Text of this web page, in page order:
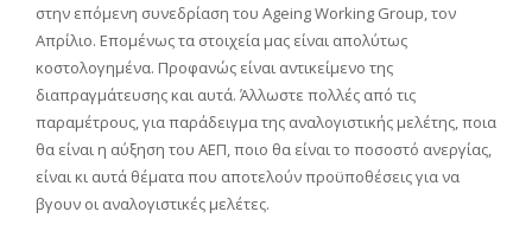
στην επόμενη συνεδρίαση του Ageing Working Group, τον
Απρίλιο. Επομένως τα στοιχεία μας είναι απολύτως
κοστολογημένα. Προφανώς είναι αντικείμενο της
διαπραγμάτευσης και αυτά. Άλλωστε πολλές από τις
παραμέτρους, για παράδειγμα της αναλογιστικής μελέτης, ποια
θα είναι η αύξηση του ΑΕΠ, ποιο θα είναι το ποσοστό ανεργίας,
είναι κι αυτά θέματα που αποτελούν προϋποθέσεις για να
βγουν οι αναλογιστικές μελέτες.